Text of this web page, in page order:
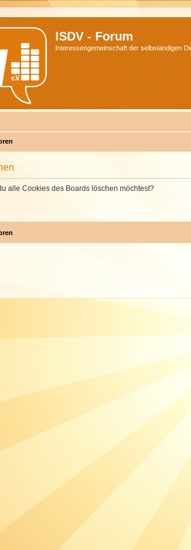
ISDV - Forum
Interessengemeinschaft der selbständigen
alle Cookies des Boards löschen möchtest?